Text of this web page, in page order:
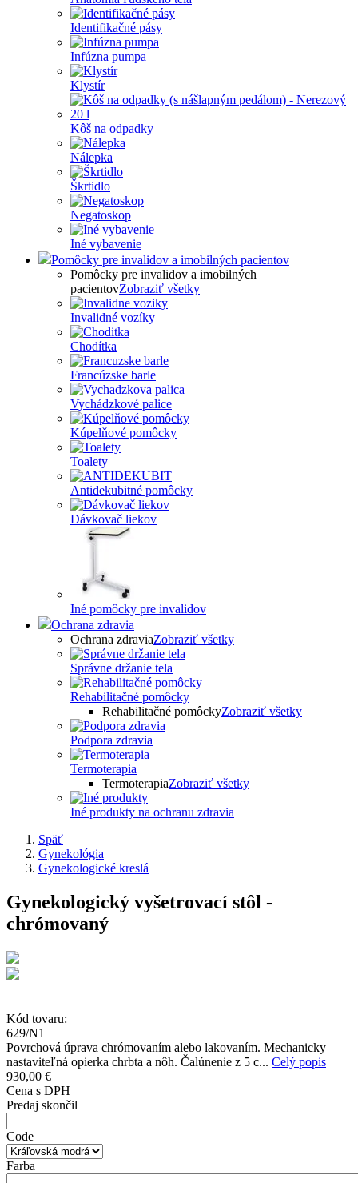
Identifikačné pásy
Infúzna pumpa
Klystír
Kôš na odpadky
Nálepka
Škrtidlo
Negatoskop
Iné vybavenie
Pomôcky pre invalidov a imobilných pacientov
Pomôcky pre invalidov a imobilných
pacientovZobraziť všetky
Invalidné vozíky
Chodítka
Francúzske barle
Vychádzkové palice
Kúpelňové pomôcky
Toalety
Antidekubitné pomôcky
Dávkovač liekov
Iné pomôcky pre invalidov
Ochrana zdravia
Ochrana zdraviaZobraziť všetky
Správne držanie tela
Rehabilitačné pomôcky
Rehabilitačné pomôckyZobraziť všetky
Podpora zdravia
Termoterapia
TermoterapiaZobraziť všetky
Iné produkty na ochranu zdravia
Späť
Gynekológia
Gynekologické kreslá
Gynekologický vyšetrovací stôl -
chrómovaný
Kód tovaru:
629/N1
Povrchová úprava chrómovaním alebo lakovaním. Mechanicky
nastaviteľná opierka chrbta a nôh. Čalúnenie z 5 c... Celý popis
930,00 €
Cena s DPH
Predaj skončil
Code
Farba